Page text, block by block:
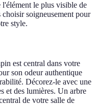
l'élément le plus visible de
soigneusement pour
style.
est central dans votre
son odeur authentique
Décorez-le avec une
et des lumières. Un arbre
de votre salle de